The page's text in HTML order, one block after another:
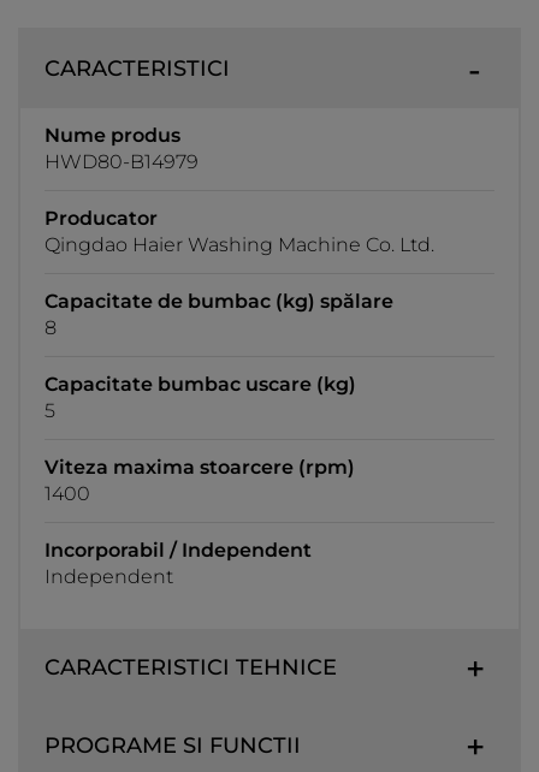
CARACTERISTICI
Nume produs
HWD80-B14979
Producator
Qingdao Haier Washing Machine Co. Ltd.
Capacitate de bumbac (kg) spălare
8
Capacitate bumbac uscare (kg)
5
Viteza maxima stoarcere (rpm)
1400
Incorporabil / Independent
Independent
CARACTERISTICI TEHNICE
PROGRAME SI FUNCTII